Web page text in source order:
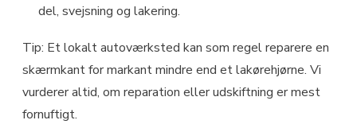
del, svejsning og lakering.
Tip: Et lokalt autoværksted kan som regel reparere en
skærmkant for markant mindre end et lakørehjørne. Vi
vurderer altid, om reparation eller udskiftning er mest
fornuftigt.